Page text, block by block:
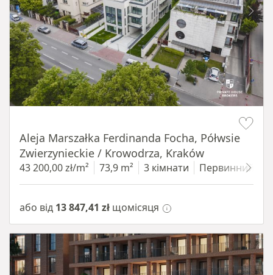
Aleja Marszałka Ferdinanda Focha, Półwsie
Zwierzynieckie / Krowodrza, Kraków
43 200,00 zł/m² 73,9 m² 3 кімнати Первинний
або від 13 847,41 zł щомісяця